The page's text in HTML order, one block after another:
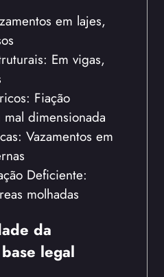
em lajes,
Em vigas,
Fiação
dimensionada
Vazamentos em
Deficiente:
molhadas
da
legal